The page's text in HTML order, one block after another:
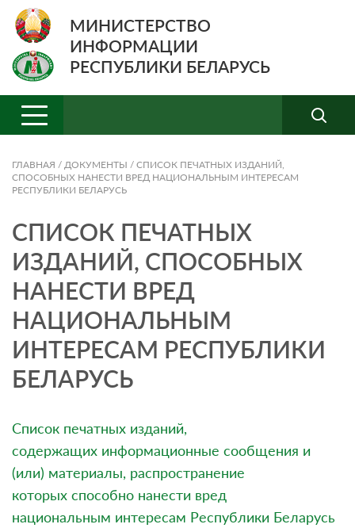
МИНИСТЕРСТВО
ИНФОРМАЦИИ
РЕСПУБЛИКИ БЕЛАРУСЬ
ГЛАВНАЯ / ДОКУМЕНТЫ / СПИСОК ПЕЧАТНЫХ ИЗДАНИЙ,
СПОСОБНЫХ НАНЕСТИ ВРЕД НАЦИОНАЛЬНЫМ ИНТЕРЕСАМ
РЕСПУБЛИКИ БЕЛАРУСЬ
СПИСОК ПЕЧАТНЫХ
ИЗДАНИЙ, СПОСОБНЫХ
НАНЕСТИ ВРЕД
НАЦИОНАЛЬНЫМ
ИНТЕРЕСАМ РЕСПУБЛИКИ
БЕЛАРУСЬ
Список печатных изданий,
содержащих информационные сообщения и
(или) материалы, распространение
которых способно нанести вред
национальным интересам Республики Беларусь